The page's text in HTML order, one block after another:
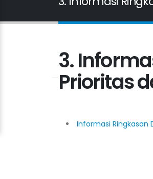
3.
Prioritas
Informasi Ringkasan